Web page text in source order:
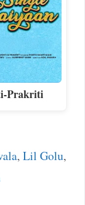
Prakriti
, Lil Golu,